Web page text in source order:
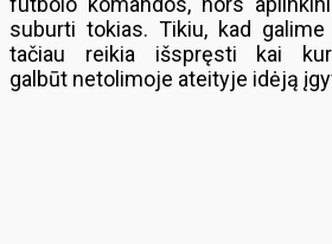
suburti tokias. Tikiu, kad
tačiau reikia išspręsti kai
galbūt netolimoje ateityje idėją